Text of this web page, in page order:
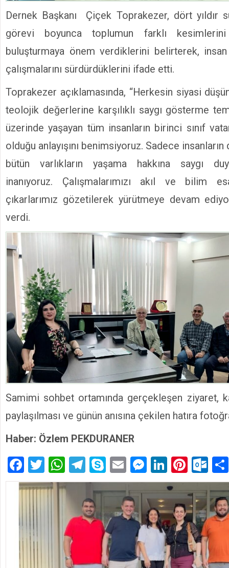
Dernek Başkanı Çiçek Toprakezer, dört yıldır
görevi boyunca toplumun farklı
buluşturmaya önem verdiklerini belirterek, insan
çalışmalarını sürdürdüklerini ifade etti.
Toprakezer açıklamasında, “Herkesin siyasi
teolojik değerlerine karşılıklı saygı gösterme
üzerinde yaşayan tüm insanların birinci sınıf
olduğu anlayışını benimsiyoruz. Sadece insanların
bütün varlıkların yaşama hakkına saygı
inanıyoruz. Çalışmalarımızı akıl ve bilim
çıkarlarımız gözetilerek yürütmeye devam
verdi.
Samimi sohbet ortamında gerçekleşen ziyaret,
paylaşılması ve günün anısına çekilen hatıra
Haber: Özlem PEKDURANER
Facebook
Twitter
WhatsApp
Telegram
SkypeEmailMessenger
LinkedIn